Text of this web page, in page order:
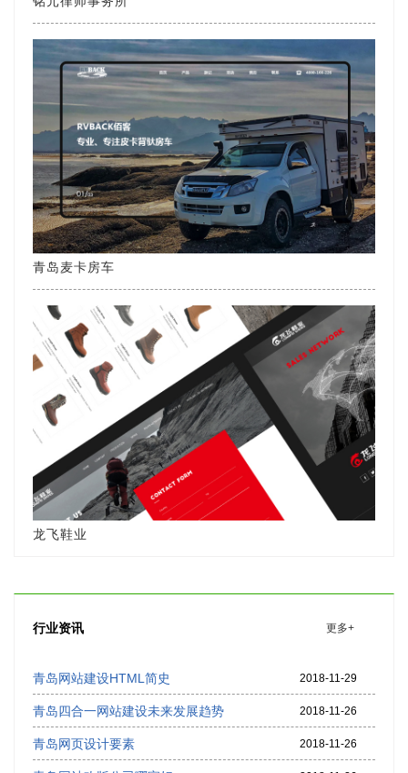
青岛麦卡房车
龙飞鞋业
行业资讯 更多+
青岛网站建设HTML简史 2018-11-29
青岛四合一网站建设未来发展趋势 2018-11-26
青岛网页设计要素 2018-11-26